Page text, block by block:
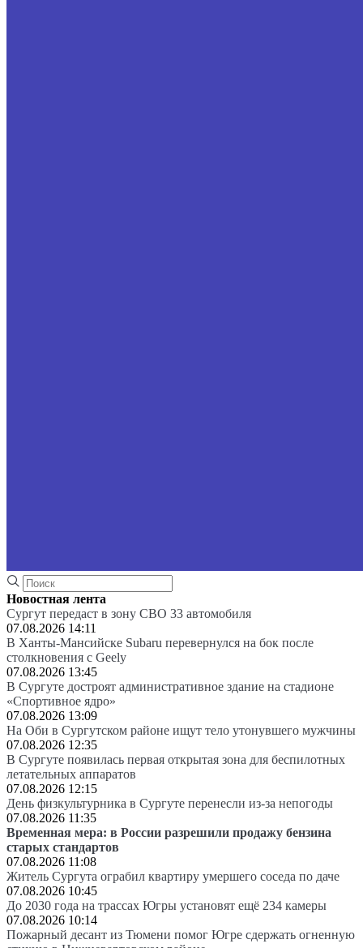
Новостная лента
Сургут передаст в зону СВО 33 автомобиля
07.08.2026 14:11
В Ханты-Мансийске Subaru перевернулся на бок после
столкновения с Geely
07.08.2026 13:45
В Сургуте достроят административное здание на стадионе
«Спортивное ядро»
07.08.2026 13:09
На Оби в Сургутском районе ищут тело утонувшего мужчины
07.08.2026 12:35
В Сургуте появилась первая открытая зона для беспилотных
летательных аппаратов
07.08.2026 12:15
День физкультурника в Сургуте перенесли из-за непогоды
07.08.2026 11:35
Временная мера: в России разрешили продажу бензина
старых стандартов
07.08.2026 11:08
Житель Сургута ограбил квартиру умершего соседа по даче
07.08.2026 10:45
До 2030 года на трассах Югры установят ещё 234 камеры
07.08.2026 10:14
Пожарный десант из Тюмени помог Югре сдержать огненную